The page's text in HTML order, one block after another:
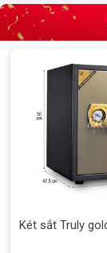
Két sắt Truly